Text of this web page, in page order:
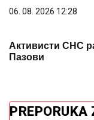
06. 08. 2026 12:28
Активисти СНС
Пазови
PREPORUKA